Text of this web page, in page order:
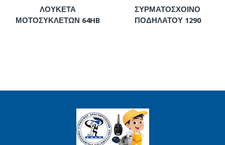
ΛΟΥΚΕΤΑ
ΜΟΤΟΣΥΚΛΕΤΩΝ 64HB
ΣΥΡΜΑΤΟΣΧΟΙΝΟ
ΠΟΔΗΛΑΤΟΥ 1290